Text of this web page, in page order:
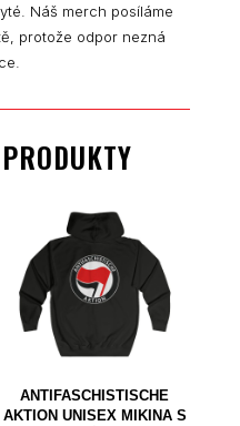
Náš merch posíláme
protože odpor nezná
ANTIFASCHISTISCHE
AKTION UNISEX MIKINA S